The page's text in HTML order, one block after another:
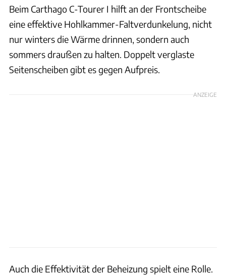
Beim Carthago C-Tourer I hilft an der Frontscheibe
eine effektive Hohlkammer-Faltverdunkelung, nicht
nur winters die Wärme drinnen, sondern auch
sommers draußen zu halten. Doppelt verglaste
Seitenscheiben gibt es gegen Aufpreis.
ANZEIGE
Auch die Effektivität der Beheizung spielt eine Rolle.